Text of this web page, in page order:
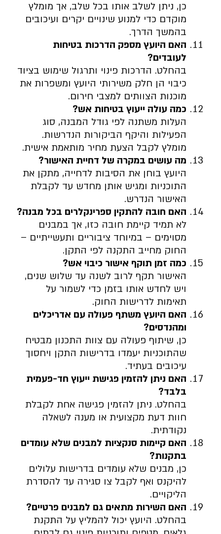
כן, ניתן לשלב אותו בכל שלב, אך מומלץ
מוקדם כדי למנוע שינויים יקרים ועיכובים
בהמשך הדרך.
האם היועץ מספק הדרכות בטיחות
לעובדים?
בהחלט. הדרכות פינוי ותרגול שימוש בציוד
כיבוי הן חלק משירותי היועץ ומשפרות את
מוכנות הצוותים למצבי חירום.
כמה עולה ייעוץ בטיחות אש?
העלות משתנה לפי גודל המבנה, סוג
הפעילות והיקף הביקורות הנדרשות.
מומלץ לקבל הצעת מחיר מותאמת אישית.
מה עושים במקרה של דחיית האישור?
היועץ בוחן את הסיבות לדחייה, מתקן את
התוכניות ומגיש אותן מחדש עד לקבלת
האישור הנדרש.
האם חובה להתקין ספרינקלרים בכל מבנה?
לא תמיד קיימת חובה כזו, אך במבנים
מסוימים – במיוחד ציבוריים ותעשייתיים –
החוק מחייב התקנה לפי התקן.
כמה זמן תוקף אישור כיבוי אש?
האישור תקף לרוב לשנה עד שלוש שנים,
ויש לחדש אותו בזמן כדי לשמור על
תאימות לדרישות החוק.
האם היועץ משתף פעולה עם אדריכלים
ומהנדסים?
כן, שיתוף פעולה עם צוות התכנון מבטיח
שהתוכניות יעמדו בדרישות התקן ויחסוך
עיכובים בעתיד.
האם ניתן להזמין פגישת ייעוץ חד-פעמית
בלבד?
בהחלט. ניתן להזמין פגישה אחת לקבלת
חוות דעת מקצועית או מענה לשאלה
נקודתית.
האם קיימות סנקציות למבנים שלא עומדים
בתקנות?
כן, מבנים שלא עומדים בדרישות עלולים
להיקנס ואף לקבל צו סגירה עד להסדרת
הליקויים.
האם השירות מתאים גם למבנים פרטיים?
בהחלט. היועץ יכול להמליץ על התקנת